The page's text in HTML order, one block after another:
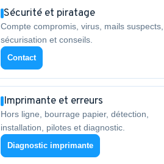
Sécurité et piratage
Compte compromis, virus, mails suspects,
sécurisation et conseils.
Contact
Imprimante et erreurs
Hors ligne, bourrage papier, détection,
installation, pilotes et diagnostic.
Diagnostic imprimante